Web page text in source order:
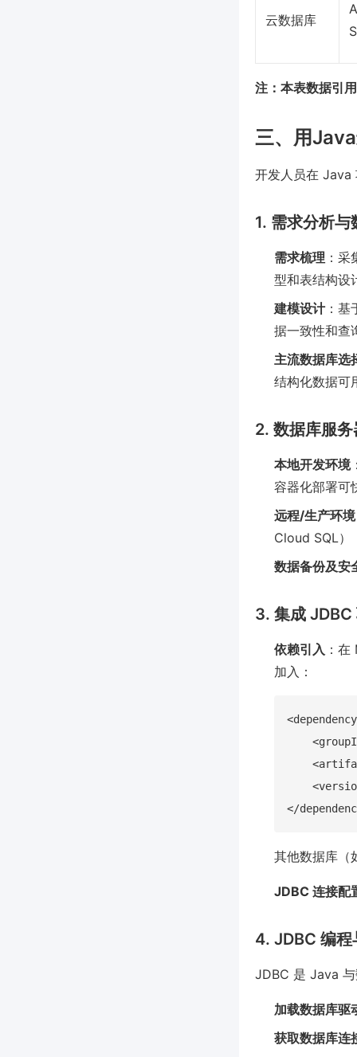
云数据库
注：本表数据引
三、用
开发人员在 Java
1. 需求分析
需求梳理 ：
型和表结构设
建模设计：基
据一致性和查
主流数据库选
结构化数据可
2. 数据库服
本地开发环境
容器化部署可
远程/生产环境
Cloud SQL）
数据备份及安
3. 集成
依赖引入 ：
加入：
其他数据库（
JDBC 连接配
4. JDBC 编
JDBC 是 Java
加载数据库驱
获取数据库连